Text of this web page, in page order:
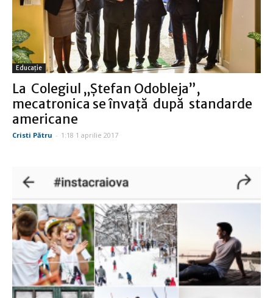
Educație
La Colegiul „Ştefan Odobleja”,
mecatronica se învaţă după standarde
americane
Cristi Pătru - 1:18 1 aprilie 2017